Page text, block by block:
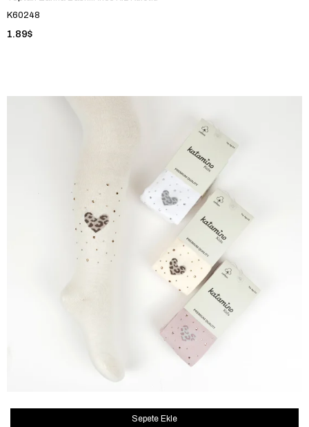
K60248
1.89$
Sepete Ekle